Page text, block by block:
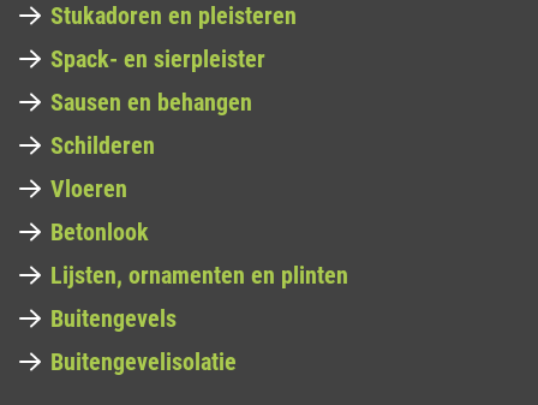
Stukadoren en pleisteren
Spack- en sierpleister
Sausen en behangen
Schilderen
Vloeren
Betonlook
Lijsten, ornamenten en plinten
Buitengevels
Buitengevelisolatie